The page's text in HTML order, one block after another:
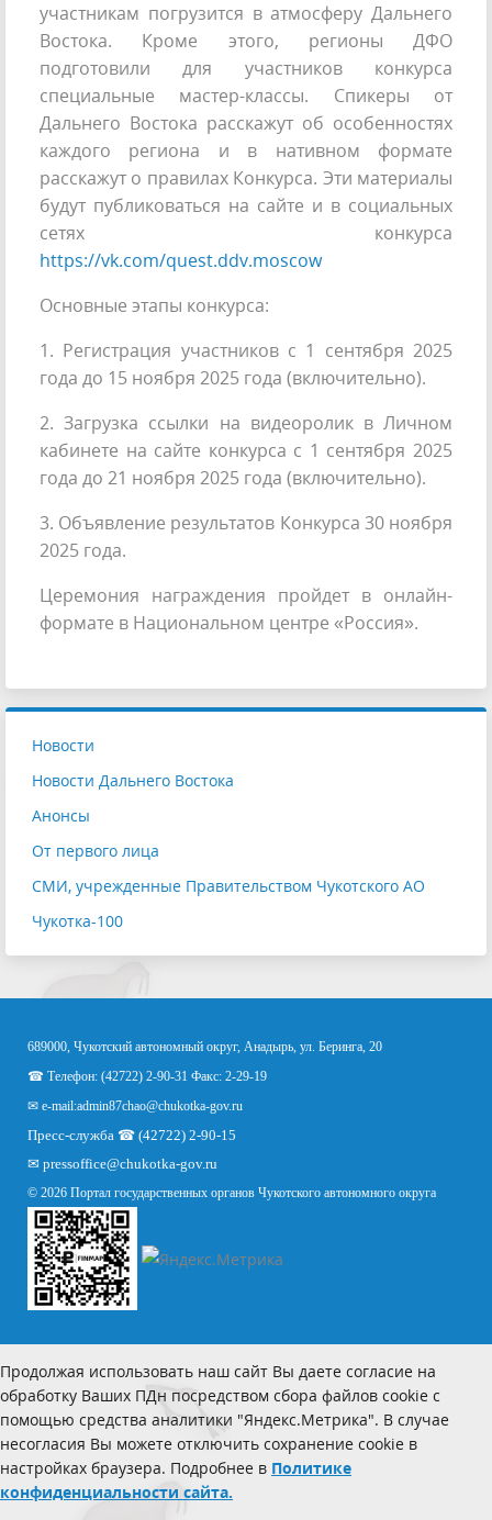
участникам погрузится в атмосферу Дальнего
Востока. Кроме этого, регионы ДФО
подготовили для участников конкурса
специальные мастер-классы. Спикеры от
Дальнего Востока расскажут об особенностях
каждого региона и в нативном формате
расскажут о правилах Конкурса. Эти материалы
будут публиковаться на сайте и в социальных
сетях конкурса
https://vk.com/quest.ddv.moscow
Основные этапы конкурса:
1. Регистрация участников с 1 сентября 2025
года до 15 ноября 2025 года (включительно).
2. Загрузка ссылки на видеоролик в Личном
кабинете на сайте конкурса с 1 сентября 2025
года до 21 ноября 2025 года (включительно).
3. Объявление результатов Конкурса 30 ноября
2025 года.
Церемония награждения пройдет в онлайн-
формате в Национальном центре «Россия».
Новости
Новости Дальнего Востока
Анонсы
От первого лица
СМИ, учрежденные Правительством Чукотского АО
Чукотка-100
689000, Чукотский автономный округ, Анадырь, ул. Беринга, 20
☎ Телефон: (42722) 2-90-31 Факс: 2-29-19
✉ e-mail:admin87chao@chukotka-gov.ru
Пресс-служба ☎ (42722) 2-90-15
✉ pressoffice@chukotka-gov.ru
© 2026 Портал государственных органов Чукотского автономного округа
Продолжая использовать наш сайт Вы даете согласие на
обработку Ваших ПДн посредством сбора файлов cookie с
помощью средства аналитики "Яндекс.Метрика". В случае
несогласия Вы можете отключить сохранение cookie в
настройках браузера. Подробнее в Политике
конфиденциальности сайта.